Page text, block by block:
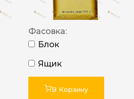
Фасовка:
Блок
Ящик
В Корзину